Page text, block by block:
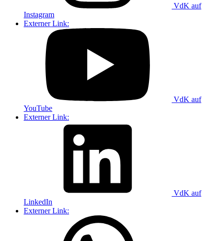
VdK auf
Instagram
Externer Link:
VdK auf
YouTube
Externer Link:
VdK auf
LinkedIn
Externer Link: